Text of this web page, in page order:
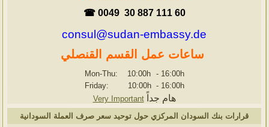
☎ 0049 30 887 111 60
consul@sudan-embassy.de
ساعات عمل القسم القنصلي
Mon-Thu: 10:00h - 16:00h
Friday: 10:00h - 16:00h
Very Important
هام جداً
قرارات بنك السودان المركزي حول توحيد سعر صرف العملة السودانية